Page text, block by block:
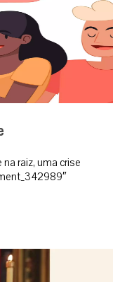
raiz, uma crise